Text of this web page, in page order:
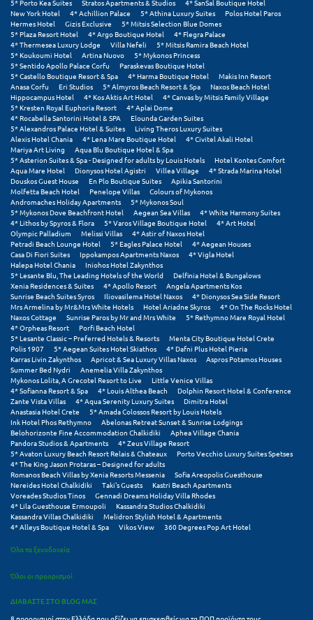
Πόρτο Χέλι
Πρέβεζα
Πύλος
Πύργος
Ρ
Ρέθυμνο
Ρίο
Ρόδος
Σ
Σαλαμίνα
Σαμοθράκη
Σάμος
Σαντορίνη
Σέριφος
Σέρρες
Σιθωνία
Σίκινος
Σίφνος
Σκαφιδιά Ηλείας
Σκιάθος
Σκόπελος
Σκύρος
5* Porto Kea Suites
Stratos Apartments & Studios
4* SanSal Boutique Hotel
New York Hotel
4* Achillion Palace 5* Athina Luxury Suites
Polos Hotel Paros
Hermes Hotel
Gizis Exclusive
5* Mitsis Selection Blue Domes
5* Plaza Resort Hotel
4* Argo Boutique Hotel
4* Flegra Palace
4* Thermesea Luxury Lodge
Villa Nefeli
5* Mitsis Ramira Beach Hotel
5* Koukoumi Hotel
Artina Nuovo
5* Mykonos Princess
5* Sentido Apollo Palace Corfu
Paraskevas Boutique Hotel
5* Castello Boutique Resort & Spa
4* Harma Boutique Hotel
Makis Inn Resort
Anasa Corfu
Eri Studios 5* Almyros Beach Resort & Spa
Naxos Beach Hotel
Hippocampus Hotel
4* Kos Aktis Art Hotel
4* Canvas by Mitsis Family Village
5* Kresten Royal Euphoria Resort
4* Aplai Dome
4* Rocabella Santorini Hotel & SPA
Elounda Garden Suites
5* Alexandros Palace Hotel & Suites
Living Theros Luxury Suites
Alexis Hotel Chania
4* Lena Mare Boutique Hotel
4* Civitel Akali Hotel
Mariya Art Living
Aqua Blu Boutique Hotel & Spa
5* Asterion Suites & Spa - Designed for adults by Louis Hotels
Hotel Kontes Comfort
Aqua Mare Hotel
Dionysos Hotel Agistri Villea Village
4* Strada Marina Hotel
Douskos Guest House
En Plo Boutique Suites
Apikia Santorini
Molfetta Beach Hotel
Penelope Villas
Colours of Mykonos
Andromaches Holiday Apartments
5* Mykonos Soul
5* Mykonos Dove Beachfront Hotel
Aegean Sea Villas
4* White Harmony Suites
4* Lithos by Spyros & Flora
5* Varos Village Boutique Hotel
4* Art Hotel
Olympic Palladium
Melissi Villas
4* Astir of Naxos Hotel
Petradi Beach Lounge Hotel
5* Eagles Palace Hotel
4* Aegean Houses
Casa Di Fiori Suites
Ippokampos Apartments Naxos
4* Vigla Hotel
Halepa Hotel Chania
Iniohos Hotel Zakynthos
5* Lesante Blu, The Leading Hotels of the World
Delfinia Hotel & Bungalows
Xenia Residences & Suites
4* Apollo Resort
Angela Apartments Kos
Sunrise Beach Suites Syros
Iliovasilema Hotel Naxos
4* Dionysos Sea Side Resort
Mrs Armelina by Mr&Mrs White Hotels
Hotel Ariadne Skyros
4* On The Rocks Hotel
Naxos Cottage
Sunrise Paros by Mr and Mrs White
5* Rethymno Mare Royal Hotel
4* Orpheas Resort
Porfi Beach Hotel
5* Lesante Classic – Preferred Hotels & Resorts
Menta City Boutique Hotel Crete
Polis 1907
5* Aegean Suites Hotel Skiathos
4* Dafni Plus Hotel Pieria
Karras Livin Zakynthos
Apricot & Sea Luxury Villas Naxos
Aspros Potamos Houses
Summer Bed Nydri
Anemelia Villa Zakynthos
Mykonos Lolita, A Grecotel Resort to Live
Little Venice Villas
4* Sofianna Resort & Spa
4* Louis Althea Beach
Dolphin Resort Hotel & Conference
Zante Vista Villas
4* Aqua Serenity Luxury Suites
Dimitra Hotel
Anastasia Hotel Crete
5* Amada Colossos Resort by Louis Hotels
Ink Hotel Phos Rethymno
Abelonas Retreat Sunset & Sunrise Lodgings
Belohorizonte Fine Accommodation Chalkidiki
Aphea Village Chania
Pandora Studios & Apartments
4* Zeus Village Resort
5* Avaton Luxury Beach Resort Relais & Chateaux
Porto Vecchio Luxury Suites Spetses
4* The King Jason Protaras – Designed for adults
Romanos Beach Villas by Xenia Resorts Messenia
Sofia Areopolis Guesthouse
Nereides Hotel Chalkidiki
Taki's Guests
Kastri Beach Apartments
Voreades Studios Tinos
Gennadi Dreams Holiday Villa Rhodes
4* Lila Guesthouse Ermoupoli
Kassandra Studios Chalkidiki
Kassandra Villas Chalkidiki
Melidron Stylish Hotel & Apartments
4* Alleys Boutique Hotel & Spa
Vikos View 360 Degrees Pop Art Hotel
Όλα τα ξενοδοχεία
Όλοι οι προορισμοί
ΔΙΑΒΑΣΤΕ ΣΤΟ BLOG ΜΑΣ